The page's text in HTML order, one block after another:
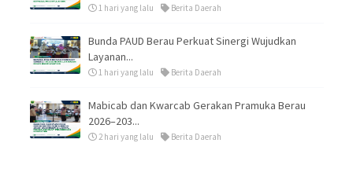
1 hari yang lalu Berita Daerah
Bunda PAUD Berau Perkuat Sinergi Wujudkan
Layanan...
1 hari yang lalu Berita Daerah
Mabicab dan Kwarcab Gerakan Pramuka Berau
2026–203...
2 hari yang lalu Berita Daerah